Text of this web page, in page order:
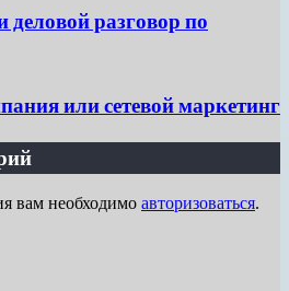
деловой разговор по
или сетевой маркетинг
вам необходимо авторизоваться.